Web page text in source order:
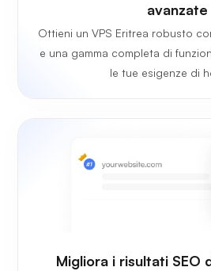
avanzate
Ottieni un VPS Eritrea robusto
e una gamma completa di
le tue esigenze di
Migliora i risultati SEO